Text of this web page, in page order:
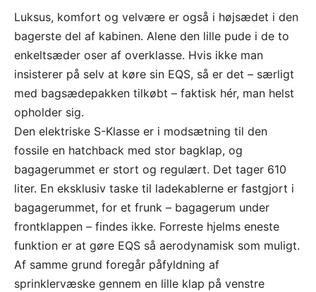
Luksus, komfort og velvære er også i højsædet i den
bagerste del af kabinen. Alene den lille pude i de to
enkeltsæder oser af overklasse. Hvis ikke man
insisterer på selv at køre sin EQS, så er det – særligt
med bagsædepakken tilkøbt – faktisk hér, man helst
opholder sig.
Den elektriske S-Klasse er i modsætning til den
fossile en hatchback med stor bagklap, og
bagagerummet er stort og regulært. Det tager 610
liter. En eksklusiv taske til ladekablerne er fastgjort i
bagagerummet, for et frunk – bagagerum under
frontklappen – findes ikke. Forreste hjelms eneste
funktion er at gøre EQS så aerodynamisk som muligt.
Af samme grund foregår påfyldning af
sprinklervæske gennem en lille klap på venstre